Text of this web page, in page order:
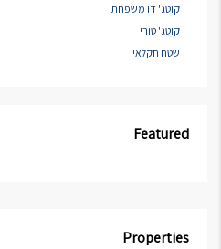
קוטג' דו משפחתי
קוטג' טורי
שטח חקלאי
Featured
Properties